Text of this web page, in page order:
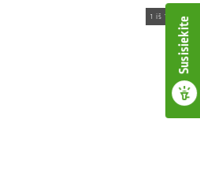
Susisiekite
1 iš 1